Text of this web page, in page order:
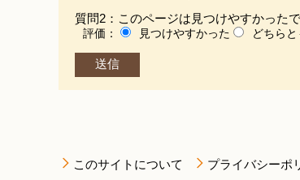
質問2：このページは見つけやすかった
評価： 見つけやすかった どちら
このサイトについて プライバシーポ